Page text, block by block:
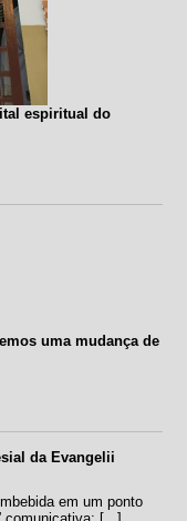
espiritual do
uma mudança de
da Evangelii
em um ponto